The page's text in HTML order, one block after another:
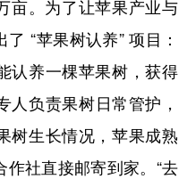
亩。为了让苹果产业与
“苹果树认养” 项目：
认养一棵苹果树，获得
人负责果树日常管护，
树生长情况，苹果成熟
社直接邮寄到家。“去